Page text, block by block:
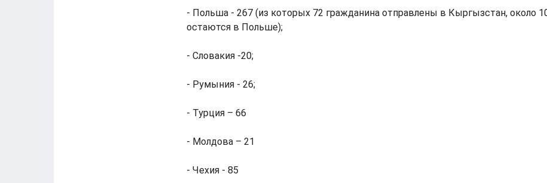
- Польша - 267 (из которых 72 гражданина отправлены в Кыргызстан, около
остаются в Польше);
- Словакия -20;
- Румыния - 26;
- Турция – 66
- Молдова – 21
- Чехия - 85